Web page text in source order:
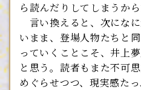
ら読んだりしてしまうから
言い換えると、次にな
いまま、登場人物たちと
っていくことこそ、井上
と思う。読者もまた不可
めぐらせつつ、現実感た